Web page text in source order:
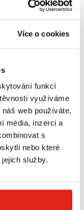
Více o cookies
funkcí
využíváme
web používáte,
média, inzerci a
s
nebo které
služby.
KAWASAKI J 125/J 300